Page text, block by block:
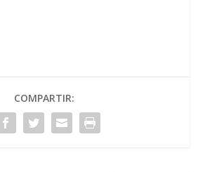
COMPARTIR: